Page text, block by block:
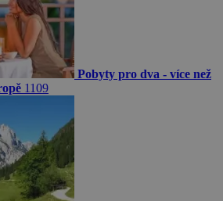
Pobyty pro dva - více než
1109